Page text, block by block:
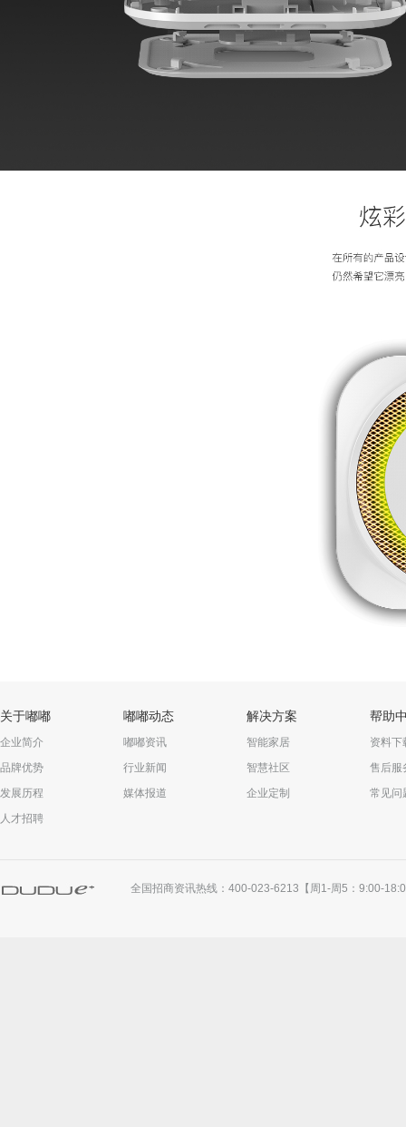
关于嘟嘟
企业简介
品牌优势
发展历程
人才招聘
嘟嘟动态
嘟嘟资讯
行业新闻
媒体报道
解决方案
智能家居
智慧社区
企业定制
帮助
资料下
售后服
常见问
全国招商资讯热线：400-023-6213【周1-周5：9:00-